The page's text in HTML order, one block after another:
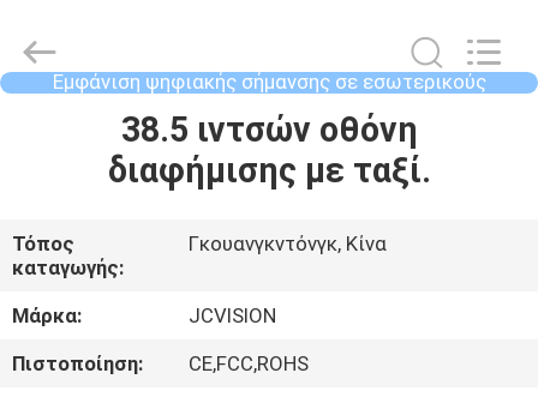
ΠΡΟΪΌΝΤΑ
ΣΧΕΤΙΚΆ
ΜΕ
ΕΜΆΣ
Interactive
Technology
Co.,
Ltd..
Εμφάνιση ψηφιακής σήμανσης σε εσωτερικούς
χώρους
38.5 ιντσών οθόνη
διαφήμισης με ταξί.
Τόπος
καταγωγής:
Γκουανγκντόνγκ, Κίνα
Μάρκα:
JCVISION
Πιστοποίηση:
CE,FCC,ROHS